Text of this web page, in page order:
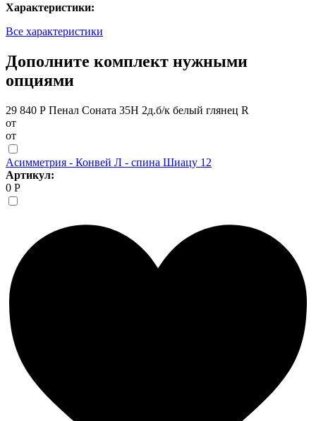
Характеристики:
Все характеристики
Дополните комплект нужными
опциями
29 840 Р Пенал Соната 35Н 2д.б/к белый глянец R
от
от
Асимметрия - Конвей Л - спина Шиацу 12
Артикул:
0 Р